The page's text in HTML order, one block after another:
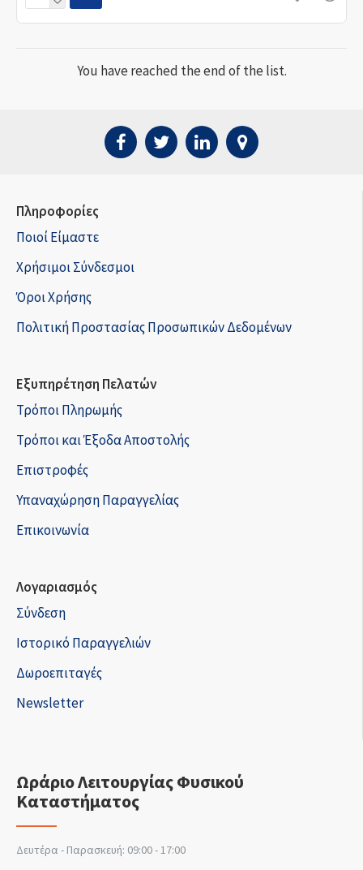
You have reached the end of the list.
Πληροφορίες
Ποιοί Είμαστε
Χρήσιμοι Σύνδεσμοι
Όροι Χρήσης
Πολιτική Προστασίας Προσωπικών Δεδομένων
Εξυπηρέτηση Πελατών
Τρόποι Πληρωμής
Τρόποι και Έξοδα Αποστολής
Επιστροφές
Υπαναχώρηση Παραγγελίας
Επικοινωνία
Λογαριασμός
Σύνδεση
Ιστορικό Παραγγελιών
Δωροεπιταγές
Newsletter
Ωράριο Λειτουργίας Φυσικού
Καταστήματος
Δευτέρα - Παρασκευή: 09:00 - 17:00